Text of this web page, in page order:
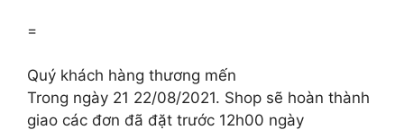
=
Quý khách hàng thương mến
Trong ngày 21 22/08/2021. Shop sẽ hoàn thành
giao các đơn đã đặt trước 12h00 ngày